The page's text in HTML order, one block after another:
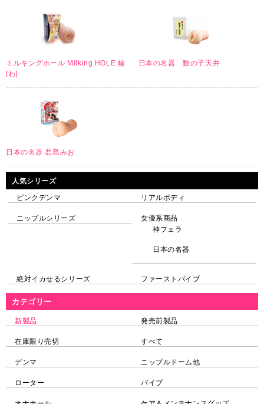
人気シリーズ
ピンクデンマ リアルボディ
ニップルシリーズ
女優系商品
神フェラ
日本の名器
絶対イカせるシリーズ ファーストバイブ
カテゴリー
新製品 発売前製品
在庫限り売切 すべて
デンマ ニップルドーム他
ローター バイブ
ミルキングホール Milking HOLE 輪
[わ]
日本の名器 数の子天井
日本の名器 君島みお